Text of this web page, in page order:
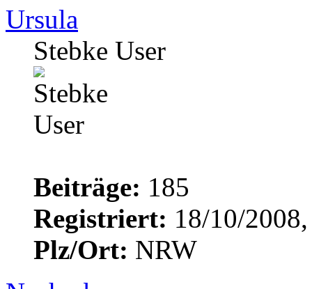
Ursula
Stebke User
Beiträge: 185
Registriert: 18/10/
Plz/Ort: NRW